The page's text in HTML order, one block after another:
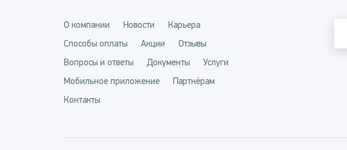
О компании Новости
Карьера
Способы оплаты
Акции
Отзывы
Вопросы и ответы
Документы
Услуги
Мобильное приложение
Партнёрам
Контакты